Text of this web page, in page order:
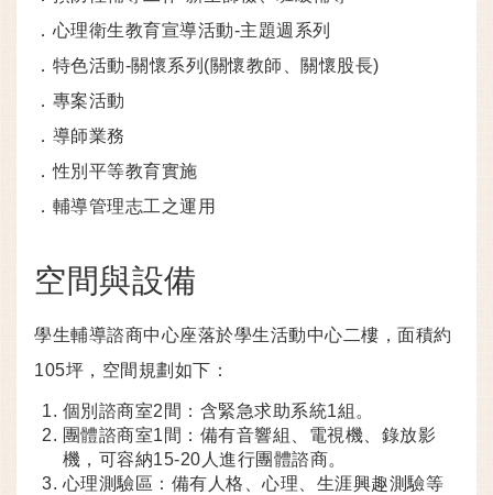
．心理衛生教育宣導活動-主題週系列
．特色活動-關懷系列(關懷教師、關懷股長)
．專案活動
．導師業務
．性別平等教育實施
．輔導管理志工之運用
空間與設備
學生輔導諮商中心座落於學生活動中心二樓，面積約
105坪，空間規劃如下：
個別諮商室2間：含緊急求助系統1組。
團體諮商室1間：備有音響組、電視機、錄放影
機，可容納15-20人進行團體諮商。
心理測驗區：備有人格、心理、生涯興趣測驗等